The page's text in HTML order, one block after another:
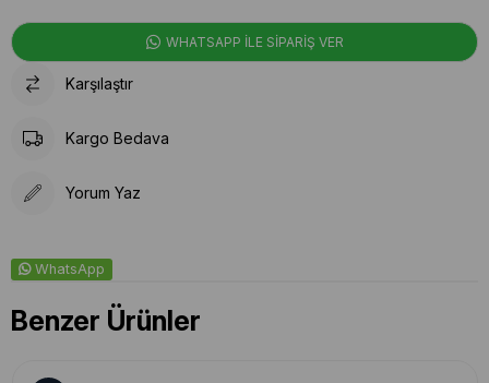
WHATSAPP İLE SİPARİŞ VER
Karşılaştır
Kargo Bedava
Yorum Yaz
WhatsApp
Benzer Ürünler